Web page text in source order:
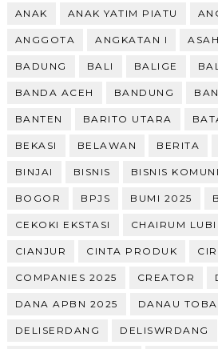
ANAK ANAK YATIM PIATU
ANGGOTA ANGKATAN I
BADUNG BALI BALIGE
BANDA ACEH BANDUNG
BANTEN BARITO UTARA
BEKASI BELAWAN BERITA
BINJAI BISNIS BISNIS
BOGOR BPJS BUMI 2025
CEKOKI EKSTASI CHAIRUM
CIANJUR CINTA PRODUK
COMPANIES 2025 CREATOR
DANA APBN 2025 DANAU TOBA
DELISERDANG DELISWRDANG